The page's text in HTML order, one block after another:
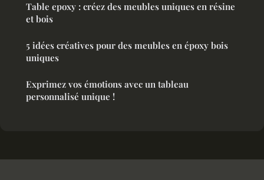
Table epoxy : créez des meubles uniques en résine
et bois
5 idées créatives pour des meubles en époxy bois
uniques
Exprimez vos émotions avec un tableau
personnalisé unique !